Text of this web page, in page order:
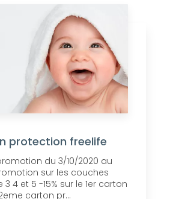
protection freelife
du 3/10/2020 au
sur les couches
3 4 et 5 -15% sur le 1er carton
carton pr...